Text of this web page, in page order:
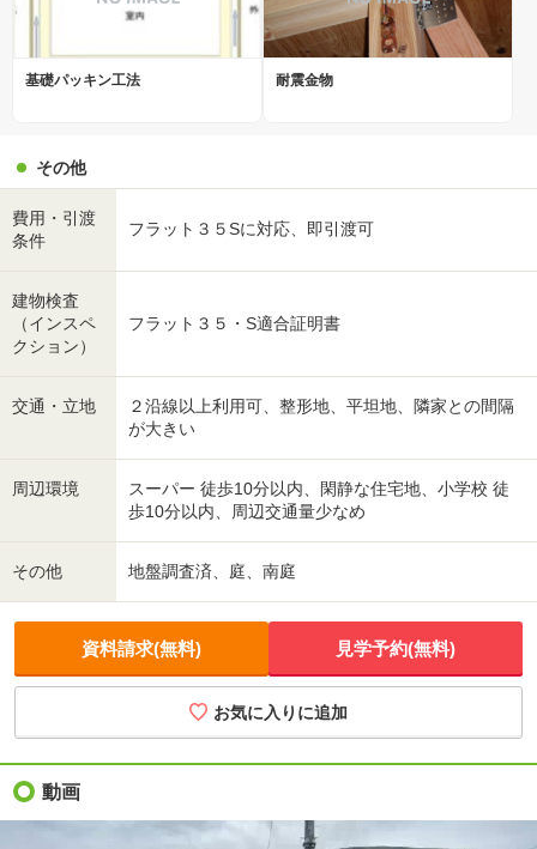
基礎パッキン工法 耐震金物
その他
費用・引渡
条件
フラット３５Sに対応、即引渡可
建物検査
（インスペ
クション）
フラット３５・S適合証明書
交通・立地
２沿線以上利用可、整形地、平坦地、隣家との間隔
が大きい
周辺環境
スーパー 徒歩10分以内、閑静な住宅地、小学校 徒
歩10分以内、周辺交通量少なめ
その他 地盤調査済、庭、南庭
資料請求(無料) 見学予約(無料)
お気に入りに追加
動画